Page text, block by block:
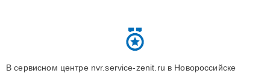
В сервисном центре nvr.service-zenit.ru в Новороссийске